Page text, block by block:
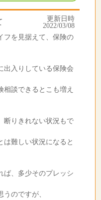
更新日時
2022/03/08
フを見据えて、保険の
出入りしている保険会
相談できるとこも増え
断りきれない状況もで
は難しい状況になると
ば、多少そのプレッシ
のですが、